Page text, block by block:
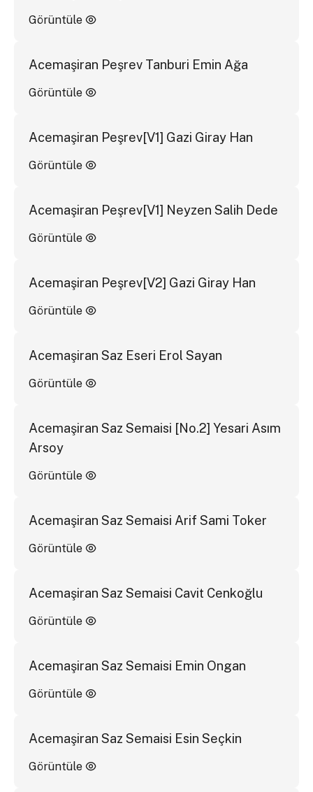
Görüntüle
Acemaşiran Peşrev Tanburi Emin Ağa
Görüntüle
Acemaşiran Peşrev[V1] Gazi Giray Han
Görüntüle
Acemaşiran Peşrev[V1] Neyzen Salih Dede
Görüntüle
Acemaşiran Peşrev[V2] Gazi Giray Han
Görüntüle
Acemaşiran Saz Eseri Erol Sayan
Görüntüle
Acemaşiran Saz Semaisi [No.2] Yesari Asım
Arsoy
Görüntüle
Acemaşiran Saz Semaisi Arif Sami Toker
Görüntüle
Acemaşiran Saz Semaisi Cavit Cenkoğlu
Görüntüle
Acemaşiran Saz Semaisi Emin Ongan
Görüntüle
Acemaşiran Saz Semaisi Esin Seçkin
Görüntüle